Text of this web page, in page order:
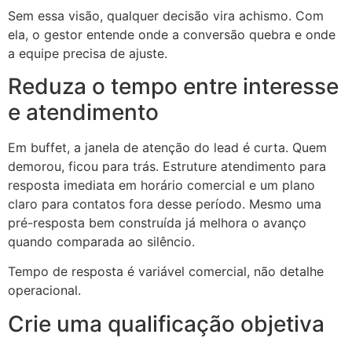
Sem essa visão, qualquer decisão vira achismo. Com
ela, o gestor entende onde a conversão quebra e onde
a equipe precisa de ajuste.
Reduza o tempo entre interesse
e atendimento
Em buffet, a janela de atenção do lead é curta. Quem
demorou, ficou para trás. Estruture atendimento para
resposta imediata em horário comercial e um plano
claro para contatos fora desse período. Mesmo uma
pré-resposta bem construída já melhora o avanço
quando comparada ao silêncio.
Tempo de resposta é variável comercial, não detalhe
operacional.
Crie uma qualificação objetiva